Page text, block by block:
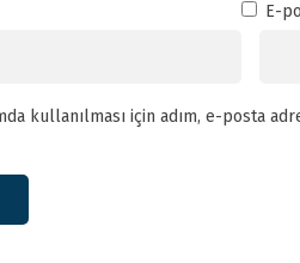
E-
kullanılması için adım, e-posta